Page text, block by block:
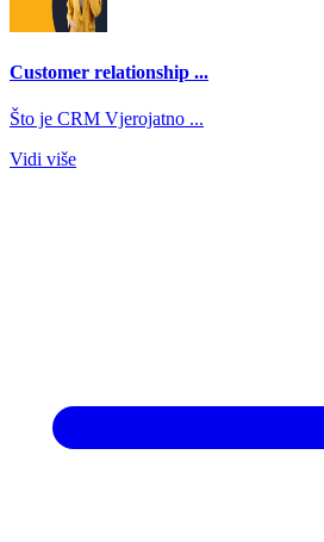
Customer relationship ...
Što je CRM Vjerojatno ...
Vidi više